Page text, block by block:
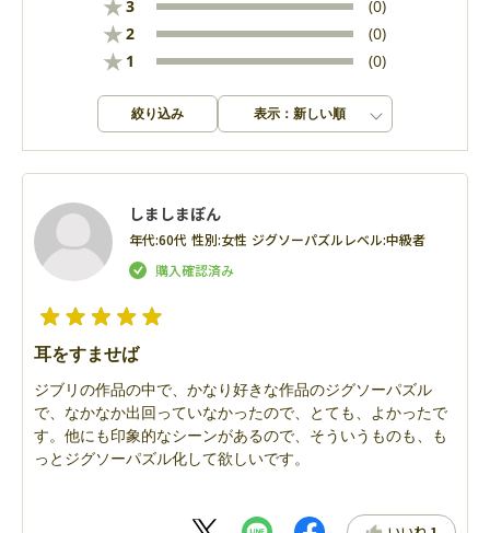
★3 (0)
★2 (0)
★ 1 (0)
絞り込み 表示：新しい順
しましまぽん
年代:60代 性別:女性 ジグソーパズルレベル:中級者
耳をすませば
ジブリの作品の中で、かなり好きな作品のジグソーパズル
で、なかなか出回っていなかったので、とても、よかったで
す。他にも印象的なシーンがあるので、そういうものも、も
っとジグソーパズル化して欲しいです。